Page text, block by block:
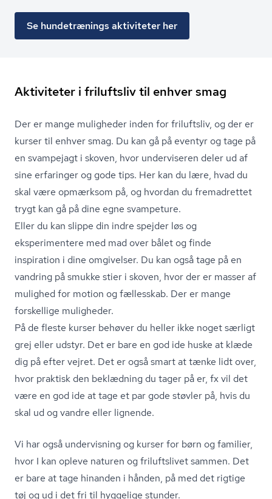
Se hundetrænings aktiviteter her
Aktiviteter i friluftsliv til enhver smag
Der er mange muligheder inden for friluftsliv, og der er
kurser til enhver smag. Du kan gå på eventyr og tage på
en svampejagt i skoven, hvor underviseren deler ud af
sine erfaringer og gode tips. Her kan du lære, hvad du
skal være opmærksom på, og hvordan du fremadrettet
trygt kan gå på dine egne svampeture.
Eller du kan slippe din indre spejder løs og
eksperimentere med mad over bålet og finde
inspiration i dine omgivelser. Du kan også tage på en
vandring på smukke stier i skoven, hvor der er masser af
mulighed for motion og fællesskab. Der er mange
forskellige muligheder.
På de fleste kurser behøver du heller ikke noget særligt
grej eller udstyr. Det er bare en god ide huske at klæde
dig på efter vejret. Det er også smart at tænke lidt over,
hvor praktisk den beklædning du tager på er, fx vil det
være en god ide at tage et par gode støvler på, hvis du
skal ud og vandre eller lignende.
Vi har også undervisning og kurser for børn og familier,
hvor I kan opleve naturen og friluftslivet sammen. Det
er bare at tage hinanden i hånden, på med det rigtige
tøj og ud i det fri til hyggelige stunder.